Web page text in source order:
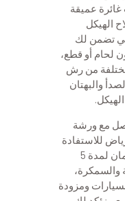
عميقة
الهيكل
تضمن لك
لحام أو قطع،
من رش
والبهتان
مع ورشة
للاستفادة
من خدمات سحب السيارة، ضمان لمدة 5
ومزودة